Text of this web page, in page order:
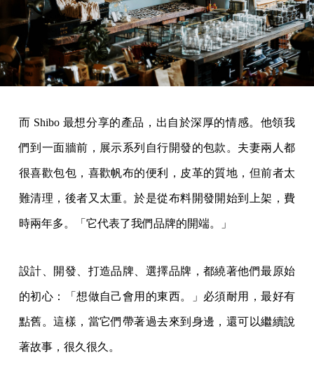
而 Shibo 最想分享的產品，出自於深厚的情感。他領我
們到一面牆前，展示系列自行開發的包款。夫妻兩人都
很喜歡包包，喜歡帆布的便利，皮革的質地，但前者太
難清理，後者又太重。於是從布料開發開始到上架，費
時兩年多。「它代表了我們品牌的開端。」
設計、開發、打造品牌、選擇品牌，都繞著他們最原始
的初心：「想做自己會用的東西。」必須耐用，最好有
點舊。這樣，當它們帶著過去來到身邊，還可以繼續說
著故事，很久很久。